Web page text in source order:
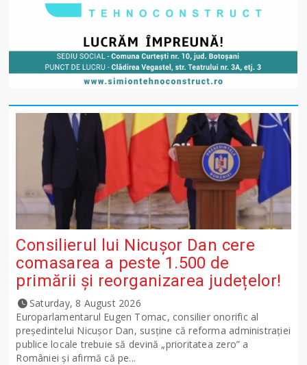
Consilierul lui Nicușor Dan cere
comasarea a peste 1.500 de
primării și reorganizarea județelor!
Saturday, 8 August 2026
Europarlamentarul Eugen Tomac, consilier onorific al
președintelui Nicușor Dan, susține că reforma administrației
publice locale trebuie să devină „prioritatea zero” a
României și afirmă că pe...